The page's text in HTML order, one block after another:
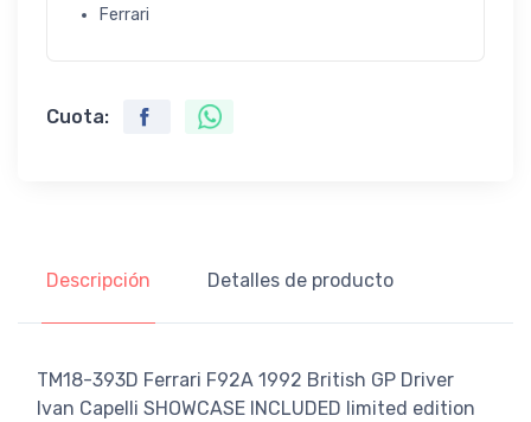
Ferrari
Cuota:
Descripción Detalles de producto
TM18-393D Ferrari F92A 1992 British GP Driver
Ivan Capelli SHOWCASE INCLUDED limited edition